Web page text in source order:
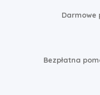
Darmowe
Bezpłatna